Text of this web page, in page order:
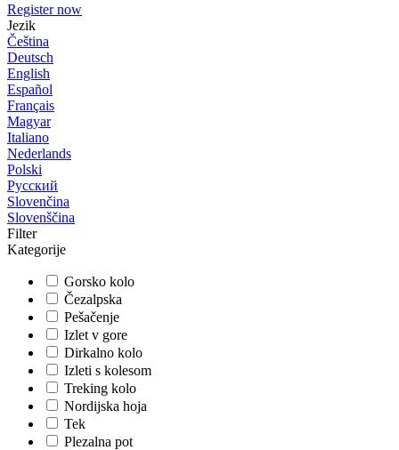
Register now
Jezik
Čeština
Deutsch
English
Español
Français
Magyar
Italiano
Nederlands
Polski
Русский
Slovenčina
Slovenščina
Filter
Kategorije
Gorsko kolo
Čezalpska
Pešačenje
Izlet v gore
Dirkalno kolo
Izleti s kolesom
Treking kolo
Nordijska hoja
Tek
Plezalna pot